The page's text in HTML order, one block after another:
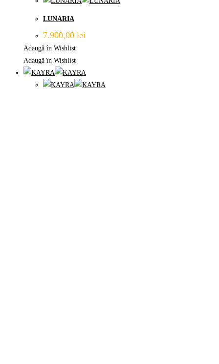
LUNARIA
7.900,00 lei
Adaugă în Wishlist
Adaugă în Wishlist